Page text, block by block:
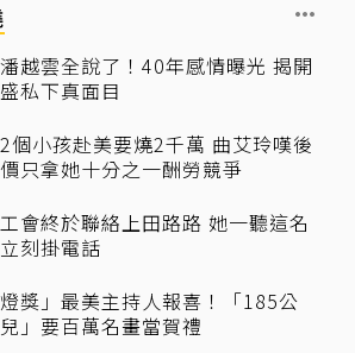
越雲全說了！40年感情曝光 揭開
私下真面目
個小孩赴美要燒2千萬 曲艾玲嘆後
只拿她十分之一酬勞競爭
會終於聯絡上田路路 她一聽這名
刻掛電話
燈獎」最美主持人報喜！「185公
」要百萬名畫當賀禮